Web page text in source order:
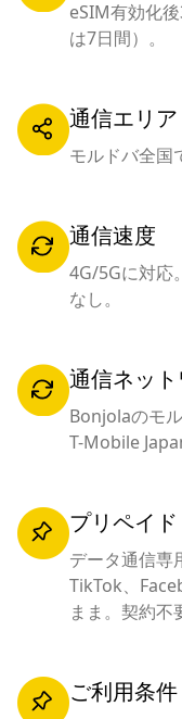
eSIM有効化
は7日間）。
通信エリア
モルドバ全国
通信速度
4G/5Gに対応
なし。
通信ネット
Bonjolaのモ
T-Mobile
プリペイ
データ通信専
TikTok、
まま。契約不
ご利用条件